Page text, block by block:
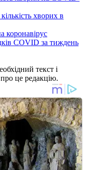
хворих в
коронавірус
COVID за тиждень
текст і
це редакцію.